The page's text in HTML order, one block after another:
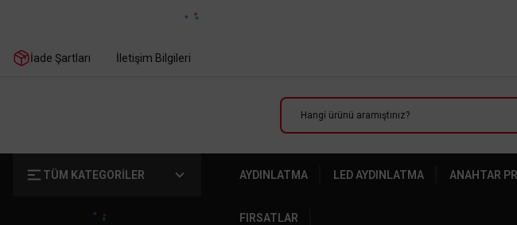
İade Şartları İletişim Bilgileri
TÜM KATEGORİLER AYDINLATMA LED AYDINLATMA ANAHTAR
FIRSATLAR